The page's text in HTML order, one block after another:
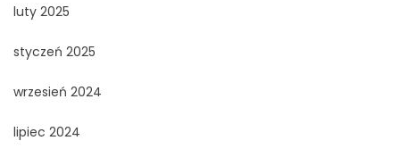
luty 2025
styczeń 2025
wrzesień 2024
lipiec 2024